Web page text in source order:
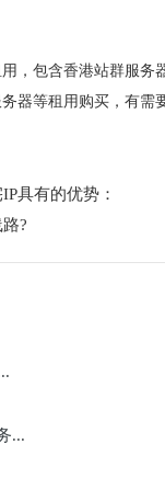
，包含香港站群服
器等租用购买，有需
具有的优势：
?
...